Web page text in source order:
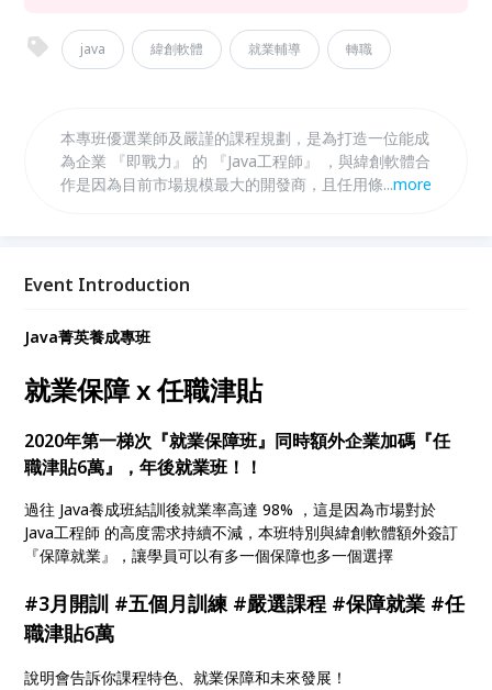
java 緯創軟體 就業輔導 轉職
本專班優選業師及嚴謹的課程規劃，是為打造一位能成
為企業 『即戰力』 的 『Java工程師』 ，與緯創軟體合
作是因為目前市場規模最大的開發商，且任用條件及員
心學一定會 4. 保障就業，可以專心學習 5. 就業津貼，
...more
Event Introduction
Java菁英養成專班
就業保障 x 任職津貼
2020年第一梯次『就業保障班』同時額外企業加碼『任
職津貼6萬』，年後就業班！！
過往 Java養成班結訓後就業率高達 98% ，這是因為市場對於
Java工程師 的高度需求持續不減，本班特別與緯創軟體額外簽訂
『保障就業』，讓學員可以有多一個保障也多一個選擇
#3月開訓 #五個月訓練 #嚴選課程 #保障就業 #任
職津貼6萬
說明會告訴你課程特色、就業保障和未來發展！